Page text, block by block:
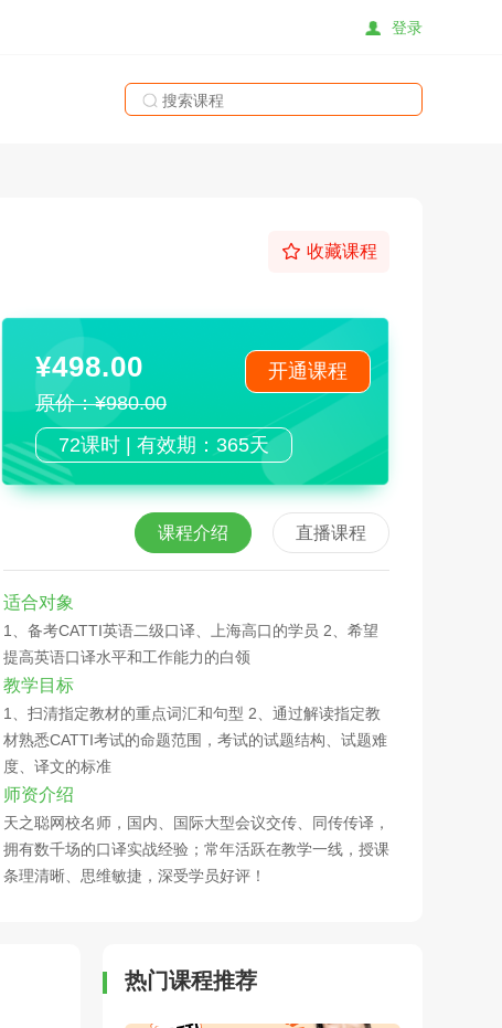
登录
收藏课程
¥498.00
原价：¥980.00
72课时 | 有效期：365天
开通课程
课程介绍 直播课程
适合对象
1、备考CATTI英语二级口译、上海高口的学员 2、希望
提高英语口译水平和工作能力的白领
教学目标
1、扫清指定教材的重点词汇和句型 2、通过解读指定教
材熟悉CATTI考试的命题范围，考试的试题结构、试题难
度、译文的标准
师资介绍
天之聪网校名师，国内、国际大型会议交传、同传传译，
拥有数千场的口译实战经验；常年活跃在教学一线，授课
条理清晰、思维敏捷，深受学员好评！
热门课程推荐